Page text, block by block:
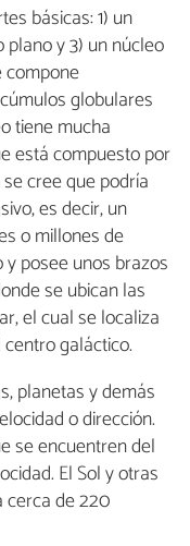
básicas: 1) un
y 3) un núcleo
compone
globulares
tiene mucha
está compuesto por
cree que podría
es decir, un
o millones de
posee unos brazos
se ubican las
el cual se localiza
galáctico.
planetas y demás
o dirección.
se encuentren del
El Sol y otras
cerca de 220